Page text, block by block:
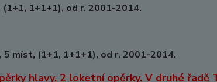
1+1+1), od r. 2001-2014.
5 míst, (1+1, 1+1+1), od r. 2001-2014.
hlavy, 2 loketní opěrky. V druhé řadě